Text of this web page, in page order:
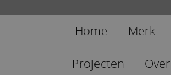
Home Merk
Projecten Over